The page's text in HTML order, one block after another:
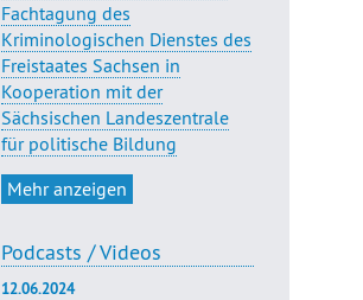
Fachtagung des
Kriminologischen Dienstes des
Freistaates Sachsen in
Kooperation mit der
Sächsischen Landeszentrale
für politische Bildung
Mehr anzeigen
Podcasts / Videos
12.06.2024